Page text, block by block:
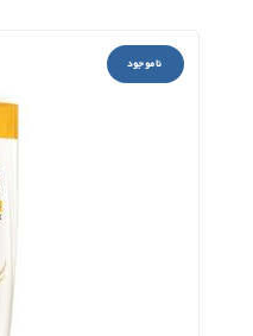
ناموجود